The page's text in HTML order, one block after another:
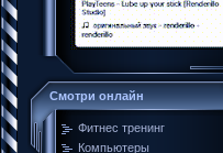
Смотри онлайн
Фитнес тренинг
Компьютеры